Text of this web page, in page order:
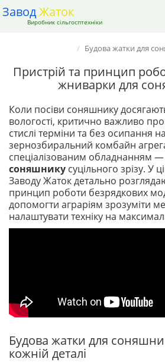
ЗаводЖаток
Виробник сільгосптехніки
Будова жатки для
Пристрій та принцип
жниварки для
Коли посіви соняшнику
вологості, критично важливо
стислі терміни та без осипання
зернозбиральний комбайн
спеціалізованим обладнанням —
соняшнику суцільного зрізу. У
Заводу Жаток детально
принцип роботи безрядкових
допомогти аграріям зрозуміти
налаштувати техніку на
Будова жатки для
кожній деталі